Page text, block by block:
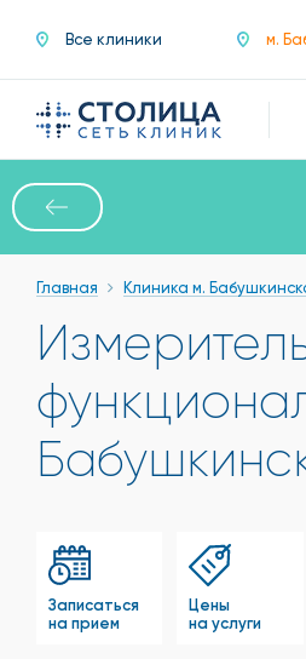
Все клиники м.
На
Главная Клиника м.
Записаться
на прием
Цены
на услуги